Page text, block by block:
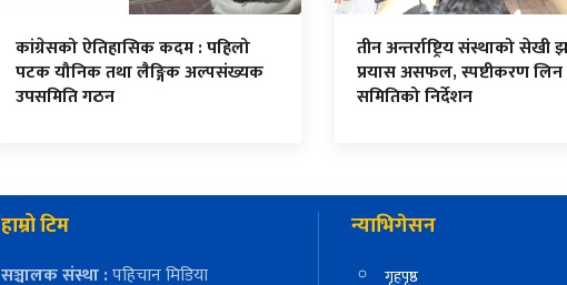
कांग्रेसको ऐतिहासिक कदम : पहिलो
पटक यौनिक तथा लैङ्गिक अल्पसंख्यक
उपसमिति गठन
तीन अन्तर्राष्ट्रिय संस्थाको सेखी
प्रयास असफल, स्पष्टीकरण लिन
समितिको निर्देशन
हाम्रो टिम
सञ्चालक संस्था :पहिचान मिडिया
न्याभिगेसन
गृहपृष्ठ